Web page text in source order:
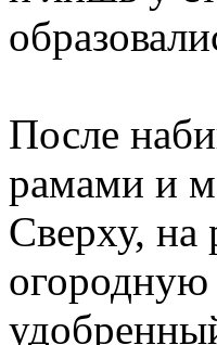
После
рамами и
Сверху, на